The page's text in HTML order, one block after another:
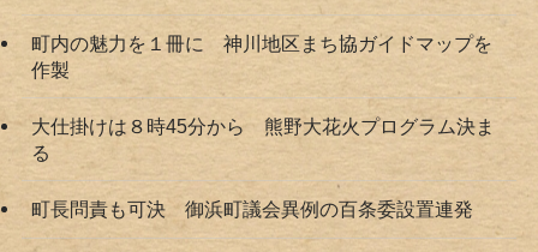
町内の魅力を１冊に 神川地区まち協ガイドマップを
作製
大仕掛けは８時45分から 熊野大花火プログラム決ま
る
町長問責も可決 御浜町議会異例の百条委設置連発